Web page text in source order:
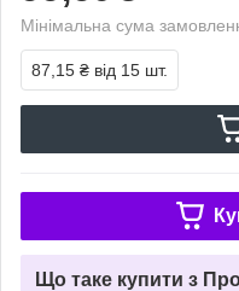
Мінімальна сума
87,15 ₴ від 15 шт.
Що таке купити з